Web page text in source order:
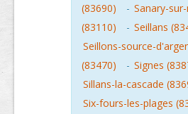
(83690)
- Sanary-
(83110)
- Seillans
Seillons-source-
(83470)
- Signes
Sillans-la-cascade
Six-fours-les-plages